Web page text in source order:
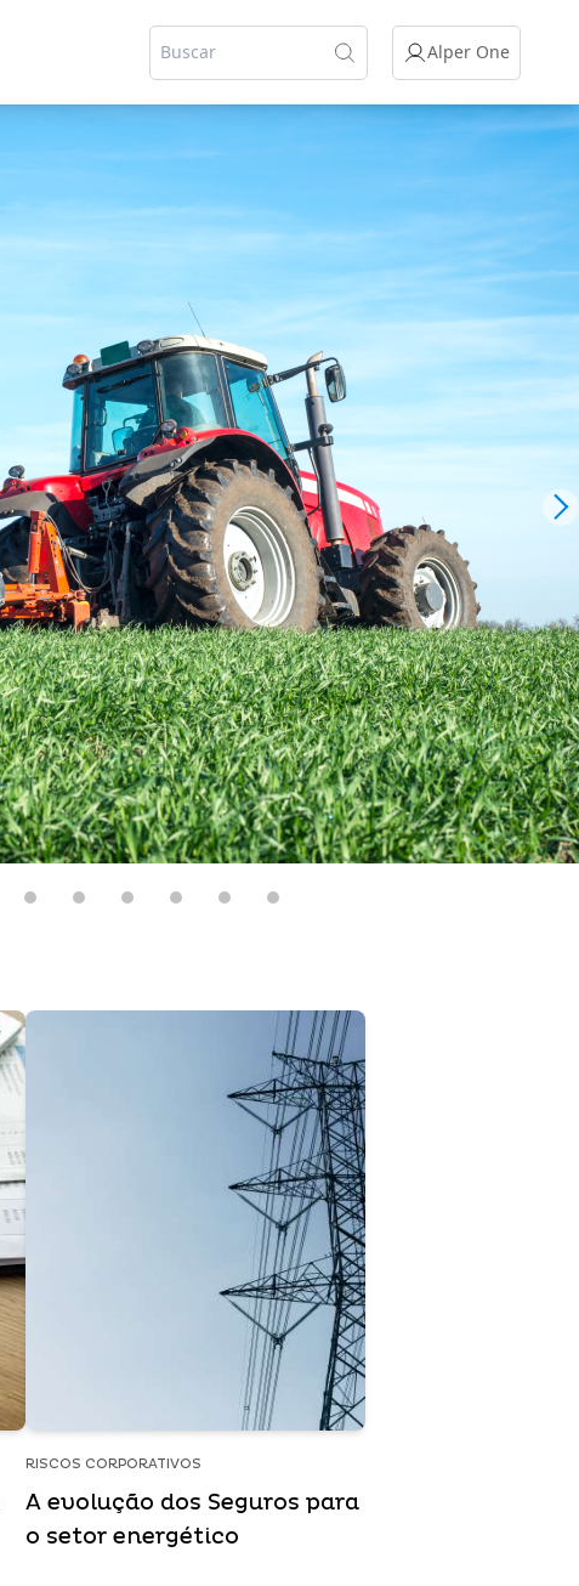
Alper One
RISCOS CORPORATIVOS
A evolução dos Seguros para
o setor energético